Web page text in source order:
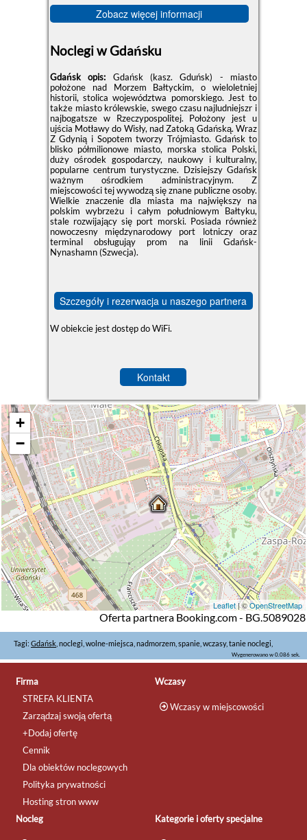
Zobacz więcej informacji
Noclegi w Gdańsku
Gdańsk opis: Gdańsk (kasz. Gduńsk) - miasto
położone nad Morzem Bałtyckim, o wieloletniej
historii, stolica województwa pomorskiego. Jest to
także miasto królewskie, swego czasu najludniejszr i
najbogatsze w Rzeczypospolitej. Położony jest u
ujścia Motławy do Wisły, nad Zatoką Gdańską. Wraz
Z Gdynią i Sopotem tworzy Trójmiasto. Gdańsk to
blisko półmilionowe miasto, morska stolica Polski,
duży ośrodek gospodarczy, naukowy i kulturalny,
popularne centrum turystyczne. Dzisiejszy Gdańsk
ważnym ośrodkiem administracyjnym. Z
miejscowości tej wywodzą się znane publiczne osoby.
Wielkie znaczenie dla miasta ma największy na
polskim wybrzeżu i całym południowym Bałtyku,
stale rozwijający się port morski. Posiada również
nowoczesny międzynarodowy port lotniczy oraz
terminal obsługująy prom na linii Gdańsk-
Nynashamn (Szwecja).
Szczegóły i rezerwacja u naszego partnera
W obiekcie jest dostęp do WiFi.
Kontakt
+
−
Leaflet| ©OpenStreetMap
Oferta partnera Booking.com - BG.5089028
Tagi: Gdańsk , noclegi, wolne-miejsca, nadmorzem, spanie, wczasy, tanie noclegi,
Wygenerowano w 0.086 sek.
Firma
STREFA KLIENTA
Zarządzaj swoją ofertą
+Dodaj ofertę
Cennik
Dla obiektów noclegowych
Polityka prywatności
Hosting stron www
Wczasy
Wczasy w miejscowości
Nocleg Kategorie i oferty specjalne